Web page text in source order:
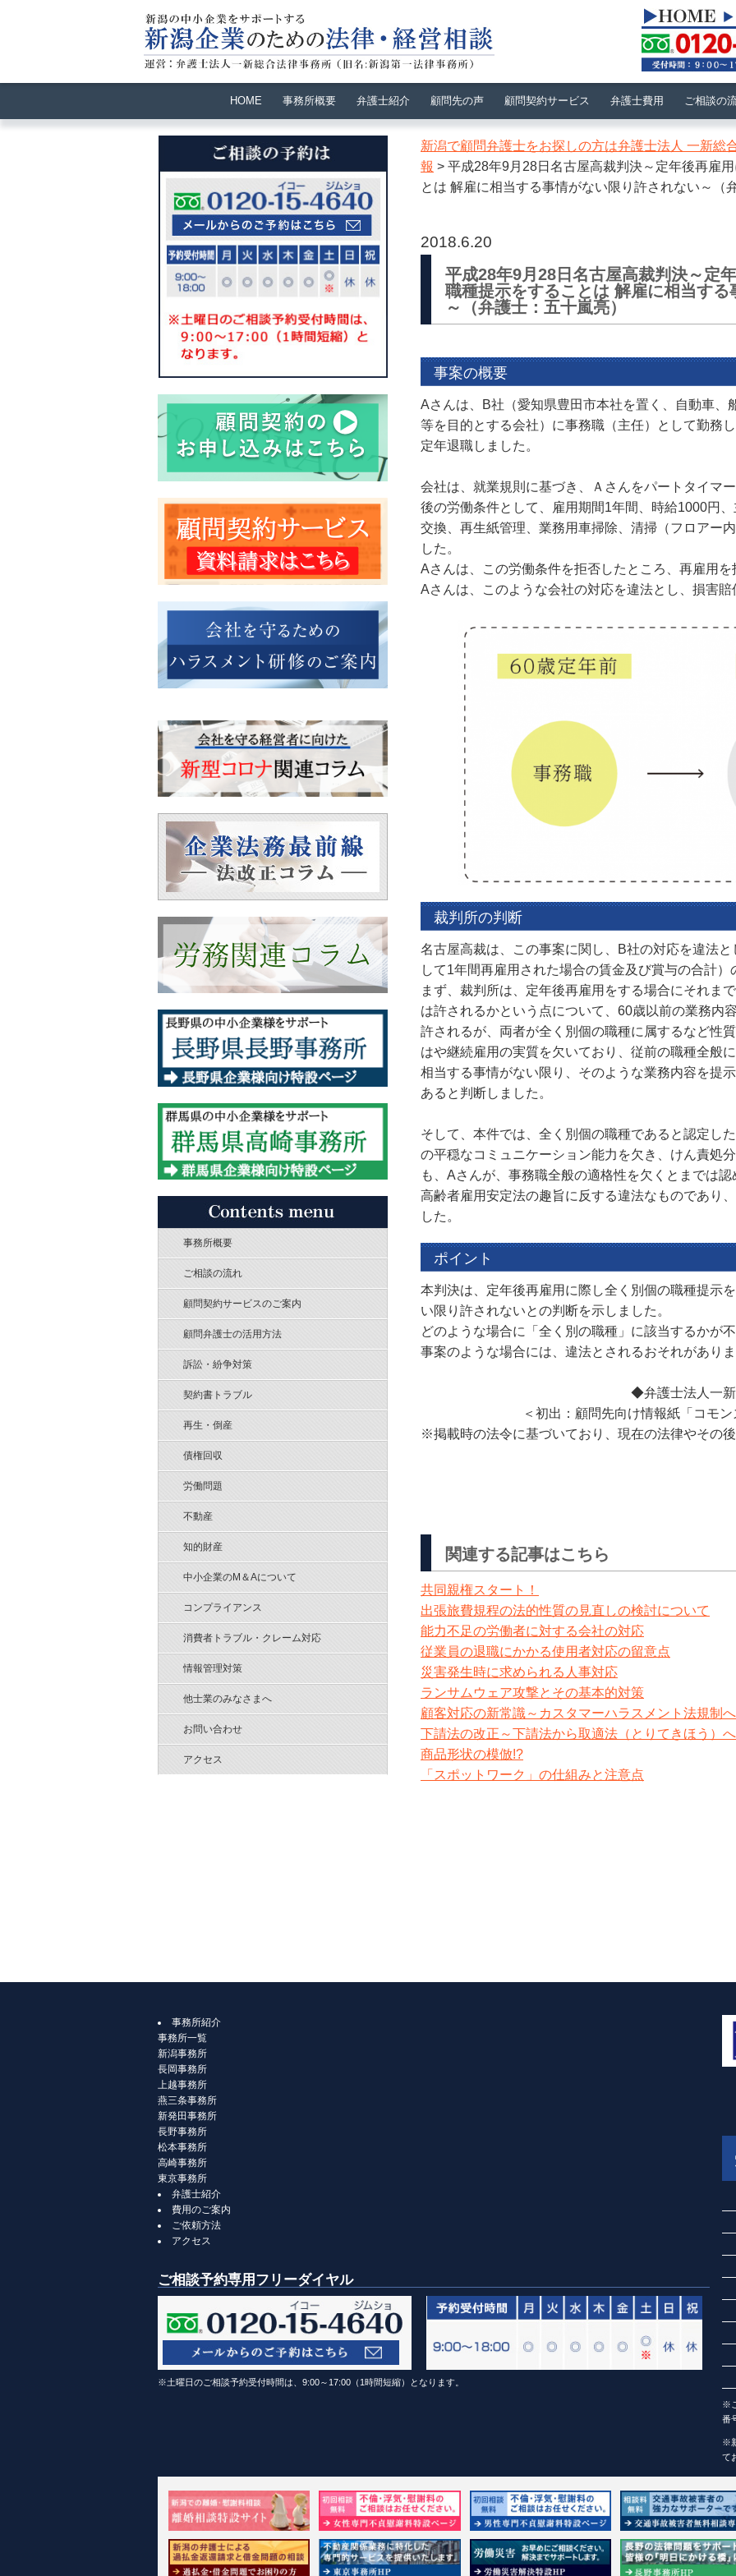
HOME 事務所概要 弁護士紹介 顧問先の声 顧問契約サービス 弁護士費用 ご相談の
新潟で顧問弁護士をお探しの方は弁護士法人 一新総
報 > 平成28年9月28日名古屋高裁判決～定年後再雇
とは 解雇に相当する事情がない限り許されない～（
2018.6.20
平成28年9月28日名古屋高裁判決～定
職種提示をすることは 解雇に相当す
～（弁護士：五十嵐亮）
事案の概要
Aさんは、B社（愛知県豊田市本社を置く、自動車、
等を目的とする会社）に事務職（主任）として勤務
定年退職しました。
会社は、就業規則に基づき、Ａさんをパートタイマ
後の労働条件として、雇用期間1年間、時給1000円
交換、再生紙管理、業務用車掃除、清掃（フロアー
した。
Aさんは、この労働条件を拒否したところ、再雇用を
Aさんは、このような会社の対応を違法とし、損害賠
裁判所の判断
名古屋高裁は、この事案に関し、B社の対応を違法
して1年間再雇用された場合の賃金及び賞与の合計）
まず、裁判所は、定年後再雇用をする場合にそれま
は許されるかという点について、60歳以前の業務内
許されるが、両者が全く別個の職種に属するなど性
はや継続雇用の実質を欠いており、従前の職種全般
相当する事情がない限り、そのような業務内容を提
あると判断しました。
そして、本件では、全く別個の職種であると認定し
の平穏なコミュニケーション能力を欠き、けん責処
も、Aさんが、事務職全般の適格性を欠くとまでは認
高齢者雇用安定法の趣旨に反する違法なものであり
した。
ポイント
本判決は、定年後再雇用に際し全く別個の職種提示
い限り許されないとの判断を示しました。
どのような場合に「全く別の職種」に該当するかが
事案のような場合には、違法とされるおそれがあり
◆弁護士法人一
＜初出：顧問先向け情報紙「コモ
※掲載時の法令に基づいており、現在の法律やその
関連する記事はこちら
共同親権スタート！
出張旅費規程の法的性質の見直しの検討について
能力不足の労働者に対する会社の対応
従業員の退職にかかる使用者対応の留意点
災害発生時に求められる人事対応
ランサムウェア攻撃とその基本的対策
顧客対応の新常識～カスタマーハラスメント法規制
下請法の改正～下請法から取適法（とりてきほう）
商品形状の模倣!?
「スポットワーク」の仕組みと注意点
事務所概要
ご相談の流れ
顧問契約サービスのご案内
顧問弁護士の活用方法
訴訟・紛争対策
契約書トラブル
再生・倒産
債権回収
労働問題
不動産
知的財産
中小企業のM＆Aについて
コンプライアンス
消費者トラブル・クレーム対応
情報管理対策
他士業のみなさまへ
お問い合わせ
アクセス
事務所紹介
事務所一覧
新潟事務所
長岡事務所
上越事務所
燕三条事務所
新発田事務所
長野事務所
松本事務所
高崎事務所
東京事務所
弁護士紹介
費用のご案内
ご依頼方法
アクセス
ご相談予約専用フリーダイヤル
※土曜日のご相談予約受付時間は、9:00～17:00（1時間短縮）となります。
※
番
※
て